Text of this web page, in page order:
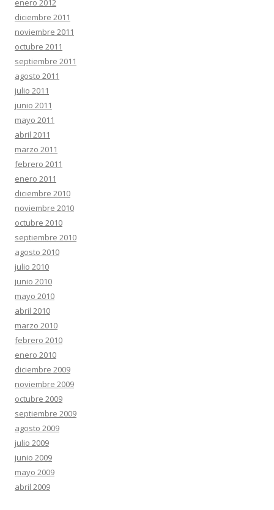
enero 2012
diciembre 2011
noviembre 2011
octubre 2011
septiembre 2011
agosto 2011
julio 2011
junio 2011
mayo 2011
abril 2011
marzo 2011
febrero 2011
enero 2011
diciembre 2010
noviembre 2010
octubre 2010
septiembre 2010
agosto 2010
julio 2010
junio 2010
mayo 2010
abril 2010
marzo 2010
febrero 2010
enero 2010
diciembre 2009
noviembre 2009
octubre 2009
septiembre 2009
agosto 2009
julio 2009
junio 2009
mayo 2009
abril 2009